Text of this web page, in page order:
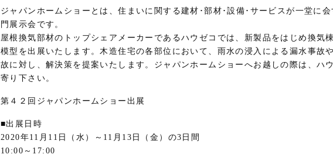
ジャパンホームショーとは、住まいに関する建材･部材･設備･サービスが一堂に
門展示会です。
屋根換気部材のトップシェアメーカーであるハウゼコでは、新製品をはじめ換気
模型を出展いたします。木造住宅の各部位において、雨水の浸入による漏水事故
故に対し、解決策を提案いたします。ジャパンホームショーへお越しの際は、ハ
寄り下さい。
第４２回ジャパンホームショー出展
■出展日時
2020年11月11日（水）～11月13日（金）の3日間
10:00～17:00